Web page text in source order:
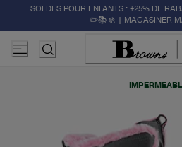
SOLDES POUR ENFANTS : +25% DE
✏️📚🚸 | MAGASINER